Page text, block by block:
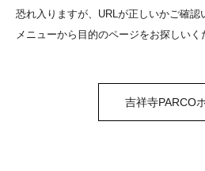
恐れ入りますが、URLが正しいかご確認
メニューから目的のページをお探しいく
吉祥寺PARCO